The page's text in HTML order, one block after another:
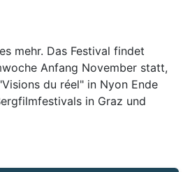
mehr. Das Festival findet
Anfang November statt,
du réel" in Nyon Ende
in Graz und